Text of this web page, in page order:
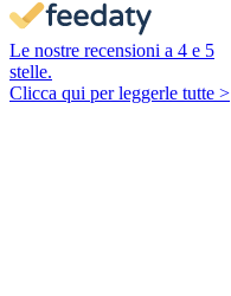
Le nostre recensioni a 4 e 5
stelle.
Clicca qui per leggerle tutte >